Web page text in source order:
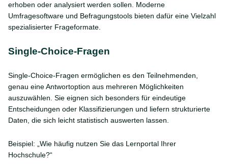
erhoben oder analysiert werden sollen. Moderne
Umfragesoftware und Befragungstools bieten dafür eine Vielzahl
spezialisierter Frageformate.
Single-Choice-Fragen
Single-Choice-Fragen ermöglichen es den Teilnehmenden,
genau eine Antwortoption aus mehreren Möglichkeiten
auszuwählen. Sie eignen sich besonders für eindeutige
Entscheidungen oder Klassifizierungen und liefern strukturierte
Daten, die sich leicht statistisch auswerten lassen.
Beispiel: „Wie häufig nutzen Sie das Lernportal Ihrer
Hochschule?“